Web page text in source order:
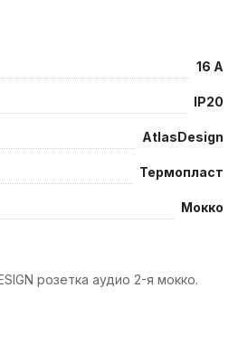
16 А
IP20
AtlasDesign
Термопласт
Мокко
розетка аудио 2-я мокко.